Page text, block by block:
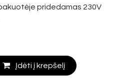
pridedamas 230V
Įdėti į krepšelį